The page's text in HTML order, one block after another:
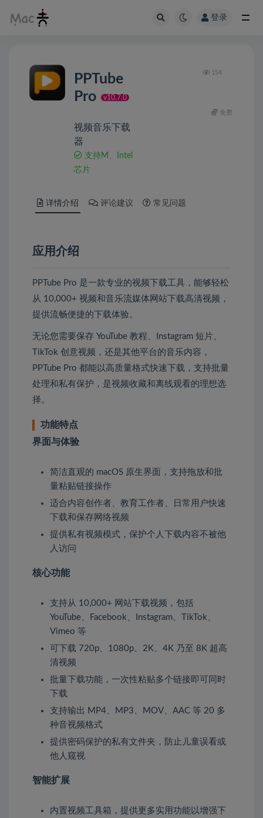
登录
PPTube
Pro
v10.7.0
视频音乐下载
器
支持M、Intel
芯片
154
免费
详情介绍 评论建议 常见问题
应用介绍
PPTube Pro 是一款专业的视频下载工具，能够轻松
从 10,000+ 视频和音乐流媒体网站下载高清视频，
提供流畅便捷的下载体验。
无论您需要保存 YouTube 教程、Instagram 短片、
TikTok 创意视频，还是其他平台的音乐内容，
PPTube Pro 都能以高质量格式快速下载，支持批量
处理和私有保护，是视频收藏和离线观看的理想选
择。
功能特点
界面与体验
简洁直观的 macOS 原生界面，支持拖放和批
量粘贴链接操作
适合内容创作者、教育工作者、日常用户快速
下载和保存网络视频
提供私有视频模式，保护个人下载内容不被他
人访问
核心功能
支持从 10,000+ 网站下载视频，包括
YouTube、Facebook、Instagram、TikTok、
Vimeo 等
可下载 720p、1080p、2K、4K 乃至 8K 超高
清视频
批量下载功能，一次性粘贴多个链接即可同时
下载
支持输出 MP4、MP3、MOV、AAC 等 20 多
种音视频格式
提供密码保护的私有文件夹，防止儿童误看或
他人窥视
智能扩展
内置视频工具箱，提供更多实用功能以增强下